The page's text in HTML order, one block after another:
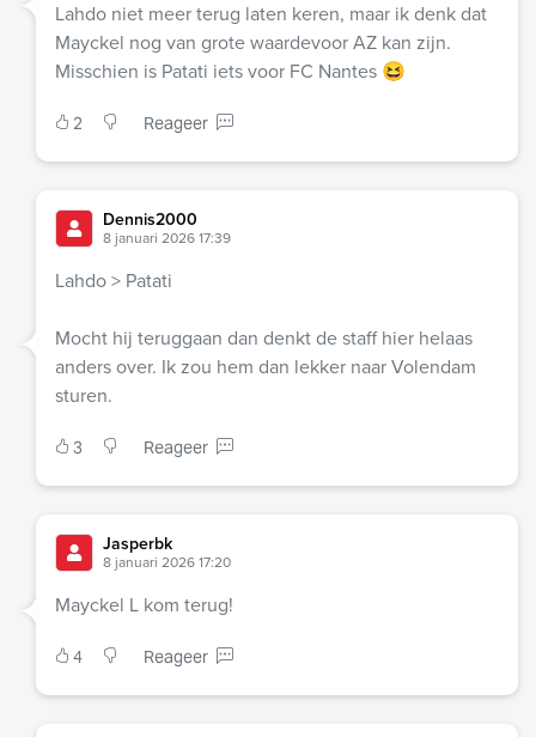
Lahdo niet meer terug laten keren, maar ik denk dat
Mayckel nog van grote waardevoor AZ kan zijn.
Misschien is Patati iets voor FC Nantes 😆
2 Reageer
Dennis2000
8 januari 2026 17:39
Lahdo > Patati
Mocht hij teruggaan dan denkt de staff hier helaas
anders over. Ik zou hem dan lekker naar Volendam
sturen.
3 Reageer
Jasperbk
8 januari 2026 17:20
Mayckel L kom terug!
4 Reageer